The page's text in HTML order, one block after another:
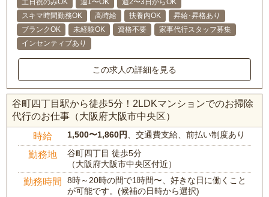
土日祝のみOK 週1〜OK
週2〜3日からOK
スキマ時間勤務OK
高時給 扶養内OK
昇給･昇格あり
ブランクOK
未経験OK 資格不要
家事代行スタッフ募集
インセンティブあり
この求人の詳細を見る
谷町四丁目駅から徒歩5分！2LDKマンションでのお掃除
代行のお仕事（大阪府大阪市中央区）
時給 1,500〜1,860円、交通費支給、前払い制度あり
勤務地
谷町四丁目 徒歩5分
（大阪府大阪市中央区付近）
勤務時間
8時～20時の間で1時間〜、好きな日に働くこと
が可能です。(候補の日時から選択)